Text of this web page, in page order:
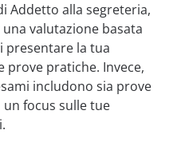
Addetto alla segreteria,
valutazione basata
presentare la tua
prove pratiche. Invece,
includono sia prove
focus sulle tue